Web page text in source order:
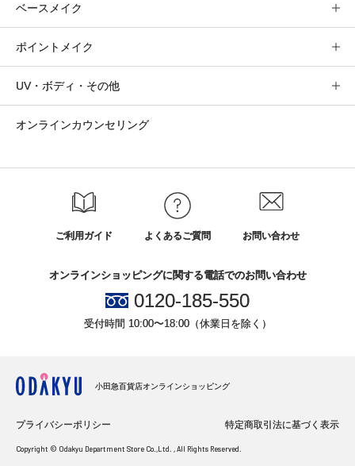
ベースメイク
ポイントメイク
UV・ボディ・その他
オンラインカウンセリング
ご利用ガイド よくあるご質問 お問い合わせ
オンラインショッピングに関する電話でのお問い合わせ
0120-185-550
受付時間 10:00〜18:00（休業日を除く）
小田急百貨店オンラインショッピング
プライバシーポリシー 特定商取引法に基づく表示
Copyright © Odakyu Department Store Co.,Ltd. , All Rights Reserved.